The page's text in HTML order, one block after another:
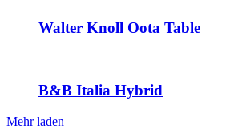
Walter Knoll Oota Table
B&B Italia Hybrid
Mehr laden